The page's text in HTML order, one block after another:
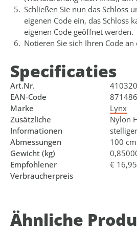
Schließen Sie nun das Schloss
eigenen Code ein, das Schloss
eigenen Code geöffnet werden.
Notieren Sie sich Ihren Code
Specificaties
Art.Nr.
410320
EAN-Code
Marke
Lynx
Zusätzliche
Informationen
Nylon
Abmessungen
100
Gewicht (kg)
Empfohlener
Verbraucherpreis
€ 16,95
Ähnliche